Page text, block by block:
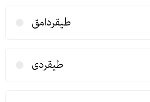
طیقردامق
طیقردی